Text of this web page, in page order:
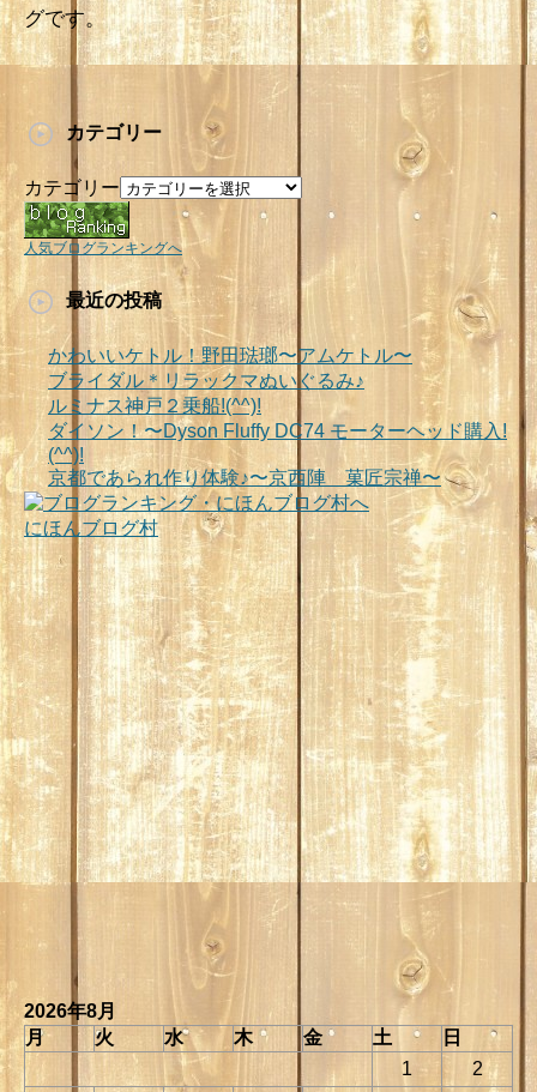
グです。
カテゴリー
カテゴリー
人気ブログランキングへ
最近の投稿
かわいいケトル！野田琺瑯〜アムケトル〜
ブライダル＊リラックマぬいぐるみ♪
ルミナス神戸２乗船!(^^)!
ダイソン！〜Dyson Fluffy DC74 モーターヘッド購入!
(^^)!
京都であられ作り体験♪〜京西陣 菓匠宗禅〜
にほんブログ村
2026年8月
月
火 水 木 金 土
日
1
2